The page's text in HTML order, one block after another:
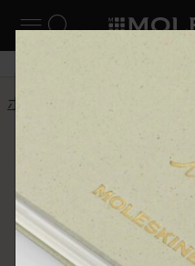
ナビゲーション
検索 (キーワ
6,500円以上の
ーを閉じる
ホーム
シ
創作活動に